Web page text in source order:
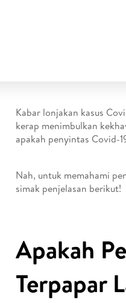
Kabar lonjakan kasus
kerap menimbulkan
apakah penyintas Covid-
Nah, untuk memahami
simak penjelasan berikut!
Apakah
Terpapar